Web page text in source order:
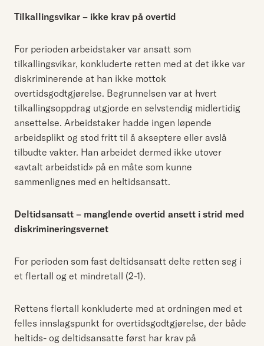
Tilkallingsvikar – ikke krav på overtid
For perioden arbeidstaker var ansatt som
tilkallingsvikar, konkluderte retten med at det ikke var
diskriminerende at han ikke mottok
overtidsgodtgjørelse. Begrunnelsen var at hvert
tilkallingsoppdrag utgjorde en selvstendig midlertidig
ansettelse. Arbeidstaker hadde ingen løpende
arbeidsplikt og stod fritt til å akseptere eller avslå
tilbudte vakter. Han arbeidet dermed ikke utover
«avtalt arbeidstid» på en måte som kunne
sammenlignes med en heltidsansatt.
Deltidsansatt – manglende overtid ansett i strid med
diskrimineringsvernet
For perioden som fast deltidsansatt delte retten seg i
et flertall og et mindretall (2-1).
Rettens flertall konkluderte med at ordningen med et
felles innslagspunkt for overtidsgodtgjørelse, der både
heltids- og deltidsansatte først har krav på